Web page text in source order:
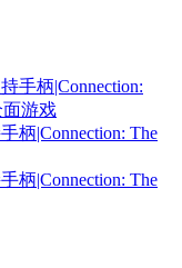
柄|Connection: The
柄|Connection: The